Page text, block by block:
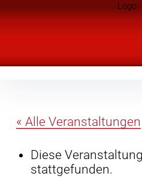
überspringen
Landknirpse – Die
« Alle Veranstaltungen
Diese
stattgefunden.